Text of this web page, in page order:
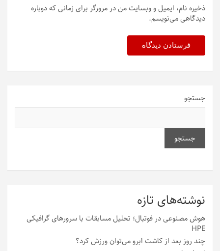
ذخیره نام، ایمیل و وبسایت من در مرورگر برای زمانی که دوباره
دیدگاهی می‌نویسم.
جستجو
جستجو
نوشته‌های تازه
هوش مصنوعی در فوتبال؛ تحلیل مسابقات با سرورهای گرافیکی
HPE
چند روز بعد از کاشت ابرو می‌توان ورزش کرد؟